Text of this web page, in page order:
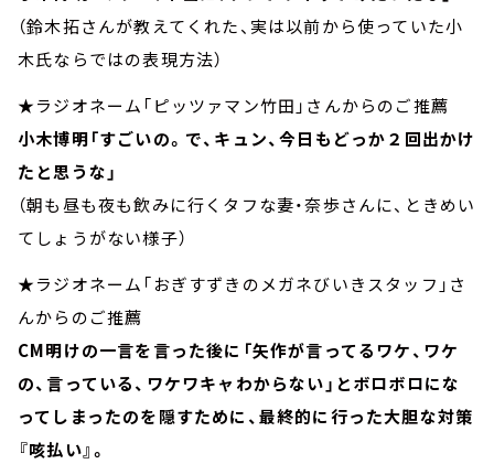
（鈴木拓さんが教えてくれた、実は以前から使っていた小
木氏ならではの表現方法）
★ラジオネーム「ピッツァマン竹田」さんからのご推薦
小木博明「すごいの。で、キュン、今日もどっか２回出かけ
たと思うな」
（朝も昼も夜も飲みに行くタフな妻・奈歩さんに、ときめい
てしょうがない様子）
★ラジオネーム「おぎすずきのメガネびいきスタッフ」さ
んからのご推薦
CM明けの一言を言った後に「矢作が言ってるワケ、ワケ
の、言っている、ワケワキャわからない」とボロボロにな
ってしまったのを隠すために、最終的に行った大胆な対策
『咳払い』。